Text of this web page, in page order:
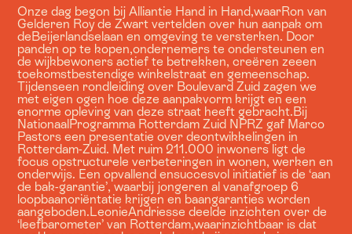
Onze dag begon bij Alliantie Hand in Hand,waarRon van
Gelderen Roy de Zwart vertelden over hun aanpak om
deBeijerlandselaan en omgeving te versterken. Door
panden op te kopen,ondernemers te ondersteunen en
de wijkbewoners actief te betrekken, creëren zeeen
toekomstbestendige winkelstraat en gemeenschap.
Tijdenseen rondleiding over Boulevard Zuid zagen we
met eigen ogen hoe deze aanpakvorm krijgt en een
enorme opleving van deze straat heeft gebracht.Bij
NationaalProgramma Rotterdam Zuid NPRZ gaf Marco
Pastors een presentatie over deontwikkelingen in
Rotterdam-Zuid. Met ruim 211.000 inwoners ligt de
focus opstructurele verbeteringen in wonen, werken en
onderwijs. Een opvallend ensuccesvol initiatief is de ‘aan
de bak-garantie’, waarbij jongeren al vanafgroep 6
loopbaanoriëntatie krijgen en baangaranties worden
aangeboden.LeonieAndriesse deelde inzichten over de
‘leefbarometer’ van Rotterdam,waarinzichtbaar is dat